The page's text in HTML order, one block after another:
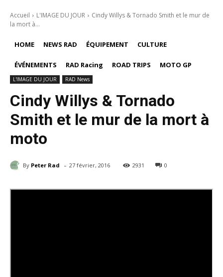
Accueil L'IMAGE DU JOUR
Cindy Willys & Tornado Smith et le mur de
la mort à...
HOME NEWS RAD ÉQUIPEMENT CULTURE
ÉVÉNEMENTS RAD Racing ROAD TRIPS MOTO GP
L'IMAGE DU JOUR RAD News
Cindy Willys & Tornado
Smith et le mur de la mort à
moto
By Peter Rad - 27 février, 2016 2931 0